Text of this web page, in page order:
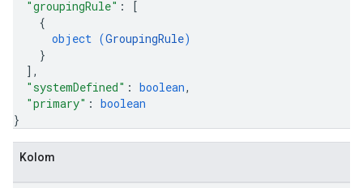
"groupingRule" :
[
{
object (GroupingRule)
}
] ,
"systemDefined" : boolean,
"primary" : boolean
}
Kolom